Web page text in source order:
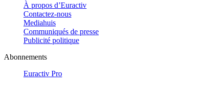
À propos d’Euractiv
Contactez-nous
Mediahuis
Communiqués de presse
Publicité politique
Abonnements
Euractiv Pro